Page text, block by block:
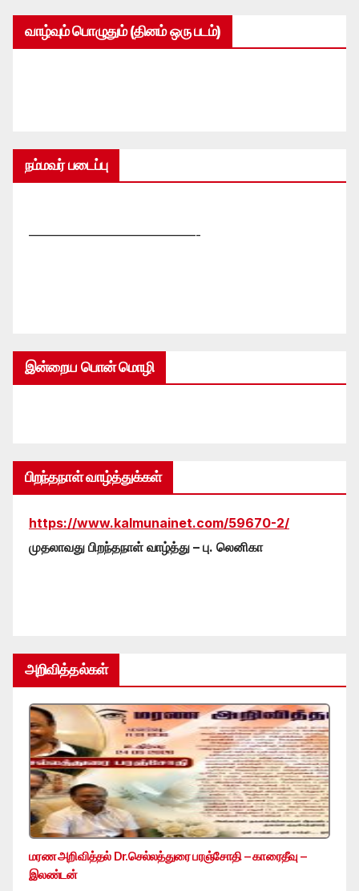
வாழ்வும் பொழுதும் (தினம் ஒரு படம்)
நம்மவர் படைப்பு
—————————————-
இன்றைய பொன் மொழி
பிறந்தநாள் வாழ்த்துக்கள்
https://www.kalmunainet.com/59670-2/
முதலாவது பிறந்தநாள் வாழ்த்து – பு. லெனிகா
அறிவித்தல்கள்
மரண அறிவித்தல் Dr.செல்லத்துரை பரஞ்சோதி – காரைதீவு –
இலண்டன்